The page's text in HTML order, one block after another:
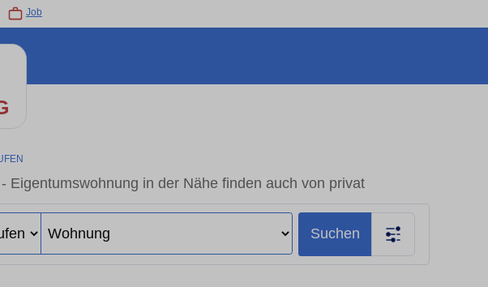
Job
Eigentumswohnung in der Nähe finden auch von privat
Suchen